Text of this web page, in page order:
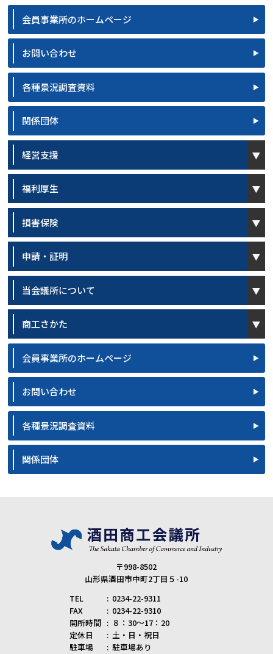
会員事業所のホームページ
お問い合わせ
各種景況調査資料
関係団体
経営支援
福利厚生
損害保険
申請・証明
当会議所について
商工さかた
会員事業所のホームページ
お問い合わせ
各種景況調査資料
関係団体
〒998-8502
山形県酒田市中町2丁目５-10
TEL
0234-22-9311
FAX
0234-22-9310
開所時間
８：30～17：20
定休日
土・日・祝日
駐車場
駐車場あり